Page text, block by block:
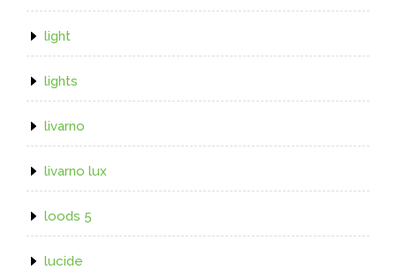
light
lights
livarno
livarno lux
loods 5
lucide